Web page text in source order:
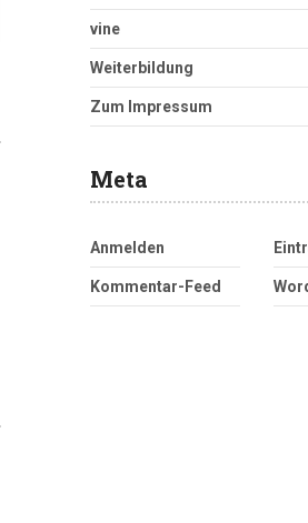
vine
Weiterbildung
Zum Impressum
Meta
Anmelden
Kommentar-Feed